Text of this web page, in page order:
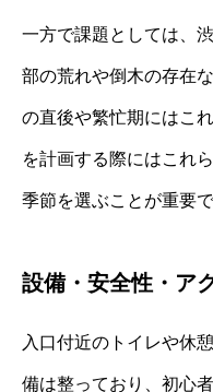
一方で課題としては、
部の荒れや倒木の存在
の直後や繁忙期にはこ
を計画する際にはこれ
季節を選ぶことが重要で
設備・安全性・ア
入口付近のトイレや休
備は整っており、初心